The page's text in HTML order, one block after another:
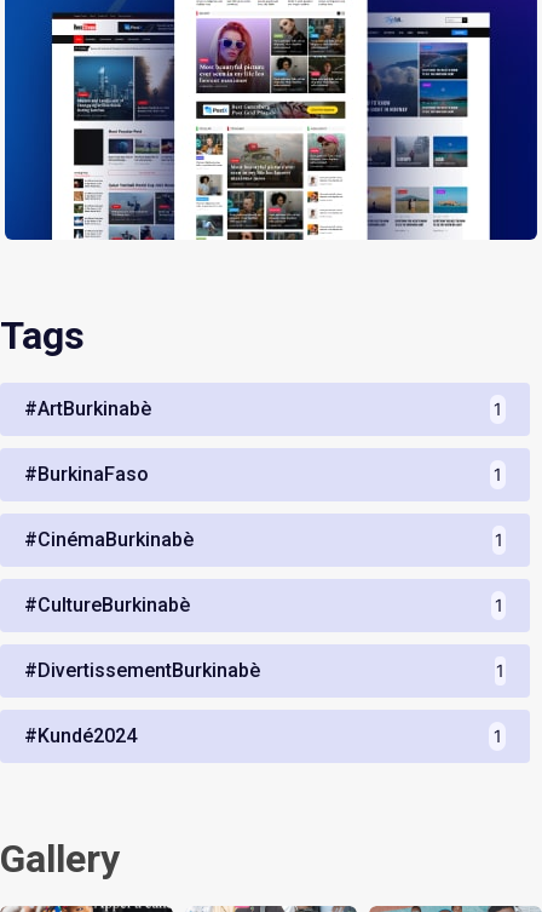
Tags
#ArtBurkinabè 1
#BurkinaFaso 1
#CinémaBurkinabè 1
#CultureBurkinabè 1
#DivertissementBurkinabè 1
#Kundé2024 1
Gallery